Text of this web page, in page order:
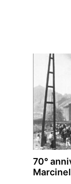
70°